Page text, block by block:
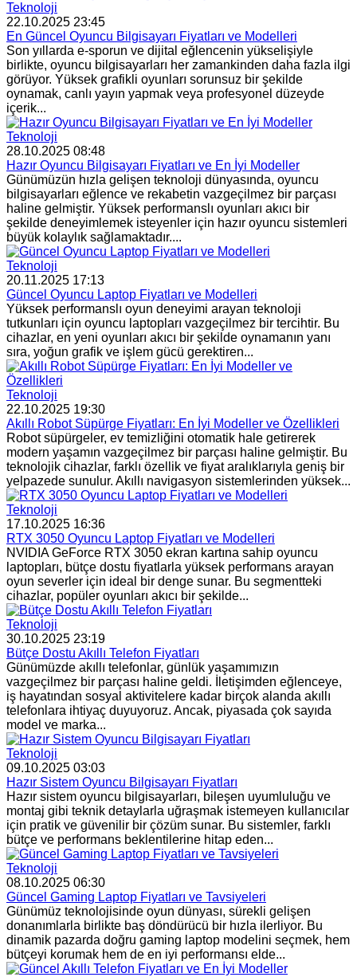
Teknoloji
22.10.2025 23:45
En Güncel Oyuncu Bilgisayarı Fiyatları ve Modelleri
Son yıllarda e-sporun ve dijital eğlencenin yükselişiyle
birlikte, oyuncu bilgisayarları her zamankinden daha fazla ilgi
görüyor. Yüksek grafikli oyunları sorunsuz bir şekilde
oynamak, canlı yayın yapmak veya profesyonel düzeyde
içerik...
Teknoloji
28.10.2025 08:48
Hazır Oyuncu Bilgisayarı Fiyatları ve En İyi Modeller
Günümüzün hızla gelişen teknoloji dünyasında, oyuncu
bilgisayarları eğlence ve rekabetin vazgeçilmez bir parçası
haline gelmiştir. Yüksek performanslı oyunları akıcı bir
şekilde deneyimlemek isteyenler için hazır oyuncu sistemleri
büyük kolaylık sağlamaktadır....
Teknoloji
20.11.2025 17:13
Güncel Oyuncu Laptop Fiyatları ve Modelleri
Yüksek performanslı oyun deneyimi arayan teknoloji
tutkunları için oyuncu laptopları vazgeçilmez bir tercihtir. Bu
cihazlar, en yeni oyunları akıcı bir şekilde oynamanın yanı
sıra, yoğun grafik ve işlem gücü gerektiren...
Teknoloji
22.10.2025 19:30
Akıllı Robot Süpürge Fiyatları: En İyi Modeller ve Özellikleri
Robot süpürgeler, ev temizliğini otomatik hale getirerek
modern yaşamın vazgeçilmez bir parçası haline gelmiştir. Bu
teknolojik cihazlar, farklı özellik ve fiyat aralıklarıyla geniş bir
yelpazede sunulur. Akıllı navigasyon sistemlerinden yüksek...
Teknoloji
17.10.2025 16:36
RTX 3050 Oyuncu Laptop Fiyatları ve Modelleri
NVIDIA GeForce RTX 3050 ekran kartına sahip oyuncu
laptopları, bütçe dostu fiyatlarla yüksek performans arayan
oyun severler için ideal bir denge sunar. Bu segmentteki
cihazlar, popüler oyunları akıcı bir şekilde...
Teknoloji
30.10.2025 23:19
Bütçe Dostu Akıllı Telefon Fiyatları
Günümüzde akıllı telefonlar, günlük yaşamımızın
vazgeçilmez bir parçası haline geldi. İletişimden eğlenceye,
iş hayatından sosyal aktivitelere kadar birçok alanda akıllı
telefonlara ihtiyaç duyuyoruz. Ancak, piyasada çok sayıda
model ve marka...
Teknoloji
09.10.2025 03:03
Hazır Sistem Oyuncu Bilgisayarı Fiyatları
Hazır sistem oyuncu bilgisayarları, bileşen uyumluluğu ve
montaj gibi teknik detaylarla uğraşmak istemeyen kullanıcılar
için pratik ve güvenilir bir çözüm sunar. Bu sistemler, farklı
bütçe ve performans beklentilerine hitap eden...
Teknoloji
08.10.2025 06:30
Güncel Gaming Laptop Fiyatları ve Tavsiyeleri
Günümüz teknolojisinde oyun dünyası, sürekli gelişen
donanımlarla birlikte baş döndürücü bir hızla ilerliyor. Bu
dinamik pazarda doğru gaming laptop modelini seçmek, hem
bütçeyi korumak hem de en iyi performansı elde...